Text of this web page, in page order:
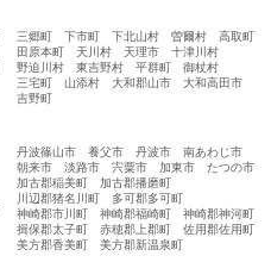
三郷町 下市町 下北山村 曽爾村
高取町
田原本町
天川村 天理市
十津川村
野迫川村
東吉野村 平群町
御杖村
三宅町
山添村 大和郡山市
大和高田市
吉野町
丹波篠山市 養父市 丹波市
南あわじ市
朝来市
淡路市 宍粟市 加東市
たつの市
加古郡稲美町
加古郡播磨町
川辺郡猪名川町
多可郡多可町
神崎郡市川町
神崎郡福崎町
神崎郡神河町
揖保郡太子町
赤穂郡上郡町
佐用郡佐用町
美方郡香美町
美方郡新温泉町